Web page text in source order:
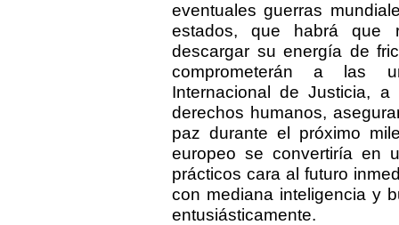
eventuales guerras
estados, que habrá que
descargar su energía de
comprometerán a las
Internacional de Justicia,
derechos humanos,
paz durante el próximo
europeo se convertiría en
prácticos cara al futuro
con mediana inteligencia y
entusiásticamente.